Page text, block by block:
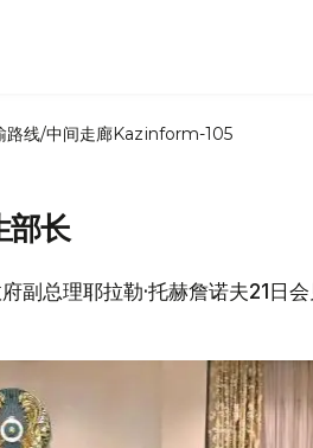
路线/中间走廊Kazinform-105
部长
副总理耶拉勒·托赫詹诺夫21日